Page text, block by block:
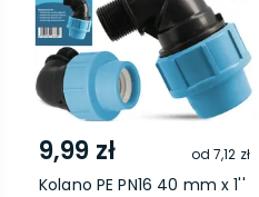
9,99 zł od7,12 zł
Kolano PE PN16 40 mm x 1''